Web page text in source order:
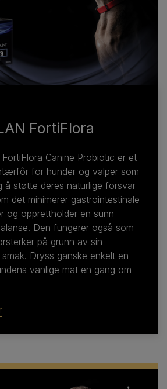
Diets for
hunder
for å møte behovene til hunder
spesifikke behov.
FortiFlora
FortiFlora Canine Probiotic er et
for hunder og valper som
å støtte deres naturlige forsvar
det minimerer gastrointestinale
og opprettholder en sunn
Den fungerer også som
på grunn av sin
Dryss ganske enkelt en
vanlige mat en gang om